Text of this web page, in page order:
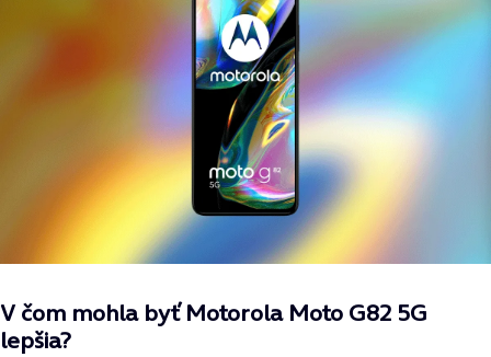
V čom mohla byť Motorola Moto G82 5G
lepšia?